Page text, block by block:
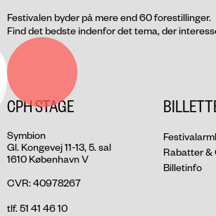
Festivalen byder på mere end 60 forestillinger.
Find det bedste indenfor det tema, der
CPH STAGE
Symbion
Gl. Kongevej 11-13, 5. sal
1610 København V
CVR: 40978267
tlf. 51 41 46 10
Rabatter &
Billetinfo